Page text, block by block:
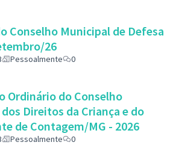
Conselho Municipal de Defesa
26
Pessoalmente 0
Ordinário do Conselho
Direitos da Criança e do
de Contagem/MG - 2026
Pessoalmente 0